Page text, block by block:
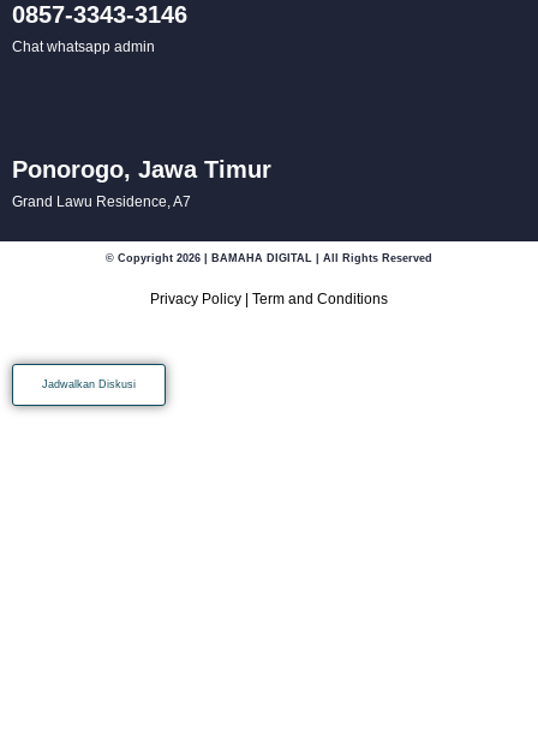
0857-3343-3146
Chat whatsapp admin
Ponorogo, Jawa Timur
Grand Lawu Residence, A7
© Copyright 2026 | BAMAHA DIGITAL | All Rights Reserved
Privacy Policy Term and Conditions
Jadwalkan Diskusi